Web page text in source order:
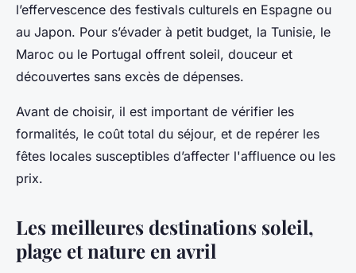
l’effervescence des festivals culturels en Espagne ou
au Japon. Pour s’évader à petit budget, la Tunisie, le
Maroc ou le Portugal offrent soleil, douceur et
découvertes sans excès de dépenses.
Avant de choisir, il est important de vérifier les
formalités, le coût total du séjour, et de repérer les
fêtes locales susceptibles d’affecter l'affluence ou les
prix.
Les meilleures destinations soleil,
plage et nature en avril